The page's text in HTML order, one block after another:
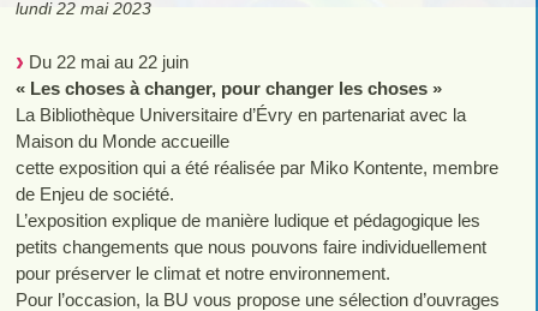
lundi 22 mai 2023
Du 22 mai au 22 juin
« Les choses à changer, pour changer les choses »
La Bibliothèque Universitaire d’Évry en partenariat avec la
Maison du Monde accueille
cette exposition qui a été réalisée par Miko Kontente, membre
de Enjeu de société.
L’exposition explique de manière ludique et pédagogique les
petits changements que nous pouvons faire individuellement
pour préserver le climat et notre environnement.
Pour l’occasion, la BU vous propose une sélection d’ouvrages